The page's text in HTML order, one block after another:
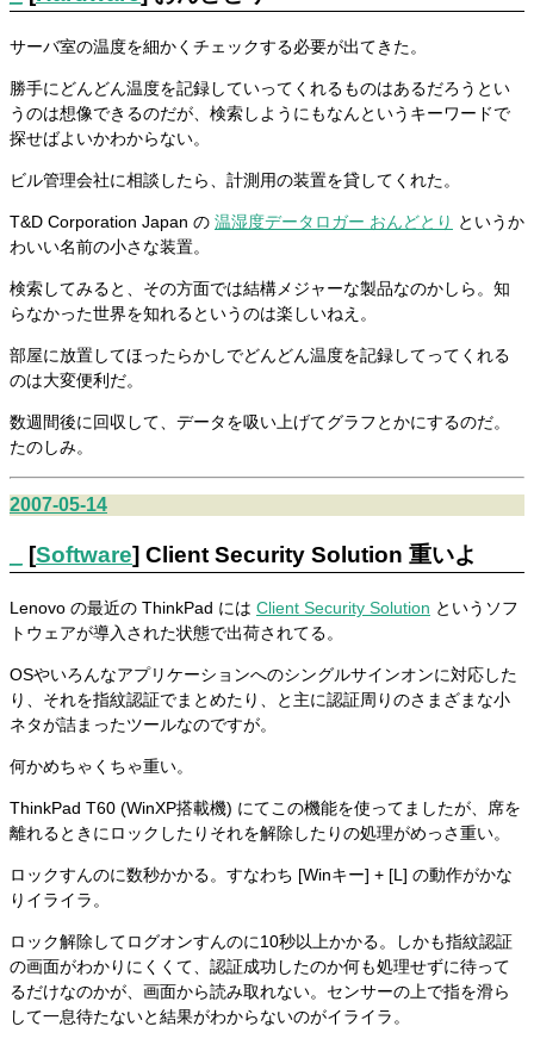
サーバ室の温度を細かくチェックする必要が出てきた。
勝手にどんどん温度を記録していってくれるものはあるだろうとい
うのは想像できるのだが、検索しようにもなんというキーワードで
探せばよいかわからない。
ビル管理会社に相談したら、計測用の装置を貸してくれた。
T&D Corporation Japan の 温湿度データロガー おんどとり というか
わいい名前の小さな装置。
検索してみると、その方面では結構メジャーな製品なのかしら。知
らなかった世界を知れるというのは楽しいねえ。
部屋に放置してほったらかしでどんどん温度を記録してってくれる
のは大変便利だ。
数週間後に回収して、データを吸い上げてグラフとかにするのだ。
たのしみ。
2007-05-14
[Software] Client Security Solution 重いよ
Lenovo の最近の ThinkPad には Client Security Solution というソフ
トウェアが導入された状態で出荷されてる。
OSやいろんなアプリケーションへのシングルサインオンに対応した
り、それを指紋認証でまとめたり、と主に認証周りのさまざまな小
ネタが詰まったツールなのですが。
何かめちゃくちゃ重い。
ThinkPad T60 (WinXP搭載機) にてこの機能を使ってましたが、席を
離れるときにロックしたりそれを解除したりの処理がめっさ重い。
ロックすんのに数秒かかる。すなわち [Winキー] + [L] の動作がかな
りイライラ。
ロック解除してログオンすんのに10秒以上かかる。しかも指紋認証
の画面がわかりにくくて、認証成功したのか何も処理せずに待って
るだけなのかが、画面から読み取れない。センサーの上で指を滑ら
して一息待たないと結果がわからないのがイライラ。